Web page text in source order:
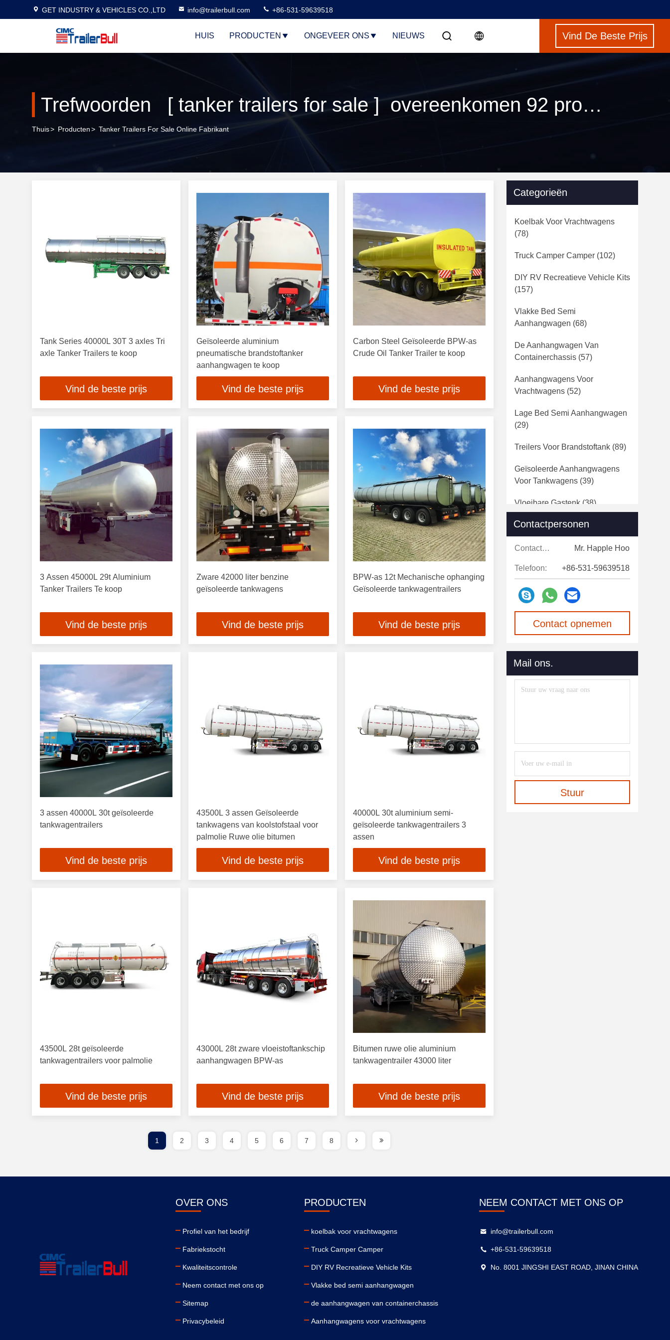
GET INDUSTRY & VEHICLES CO.,LTD info@trailerbull.com +86-531-59639518
HUIS PRODUCTEN ONGEVEER ONS NIEUWS Vind De Beste Prijs
Trefwoorden [ tanker trailers for sale ] overeenkomen 92 producten
Thuis> Producten> Tanker Trailers For Sale Online Fabrikant
Tank Series 40000L 30T 3 axles Tri
axle Tanker Trailers te koop
Vind de beste prijs
Geïsoleerde aluminium
pneumatische brandstoftanker
aanhangwagen te koop
Vind de beste prijs
Carbon Steel Geïsoleerde BPW-as
Crude Oil Tanker Trailer te koop
Vind de beste prijs
3 Assen 45000L 29t Aluminium
Tanker Trailers Te koop
Vind de beste prijs
Zware 42000 liter benzine
geïsoleerde tankwagens
Vind de beste prijs
BPW-as 12t Mechanische ophanging
Geïsoleerde tankwagentrailers
Vind de beste prijs
3 assen 40000L 30t geïsoleerde
tankwagentrailers
Vind de beste prijs
43500L 3 assen Geïsoleerde
tankwagens van koolstofstaal voor
palmolie Ruwe olie bitumen
Vind de beste prijs
40000L 30t aluminium semi-
geïsoleerde tankwagentrailers 3
assen
Vind de beste prijs
43500L 28t geïsoleerde
tankwagentrailers voor palmolie
Vind de beste prijs
43000L 28t zware vloeistoftankschip
aanhangwagen BPW-as
Vind de beste prijs
Bitumen ruwe olie aluminium
tankwagentrailer 43000 liter
Vind de beste prijs
Categorieën
Koelbak Voor Vrachtwagens
(78)
Truck Camper Camper (102)
DIY RV Recreatieve Vehicle Kits
(157)
Vlakke Bed Semi
Aanhangwagen (68)
De Aanhangwagen Van
Containerchassis (57)
Aanhangwagens Voor
Vrachtwagens (52)
Lage Bed Semi Aanhangwagen
(29)
Treilers Voor Brandstoftank (89)
Geïsoleerde Aanhangwagens
Voor Tankwagens (39)
Vloeibare Gastenk (38)
Pneumatische Cementtanker
(11)
Wandelen In Koude Kamers(15)
Zware Vrachtvrachtwagen
Zware Bouwmachines(30)
Onderdelen Voor
Aanhangwagens(60)
Contactpersonen
Contactpersonen: Mr. Happle Hoo
Telefoon: +86-531-59639518
Contact opnemen
Mail ons.
Stuur
1 2 3 4 5 6 7 8
OVER ONS
Profiel van het bedrijf
Fabriekstocht
Kwaliteitscontrole
Neem contact met ons op
Sitemap
Privacybeleid
PRODUCTEN
koelbak voor vrachtwagens
Truck Camper Camper
DIY RV Recreatieve Vehicle Kits
Vlakke bed semi aanhangwagen
de aanhangwagen van containerchassis
Aanhangwagens voor vrachtwagens
NEEM CONTACT MET ONS OP
info@trailerbull.com
+86-531-59639518
No. 8001 JINGSHI EAST ROAD, JINAN CHINA